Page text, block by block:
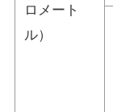
ロメート
ル）